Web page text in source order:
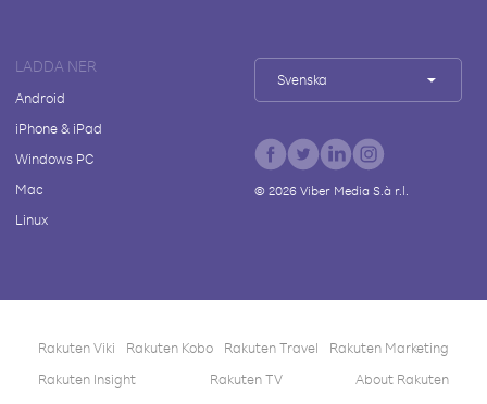
LADDA NER
Android
iPhone & iPad
Windows PC
Mac
Linux
Svenska
© 2026Viber Media S.à r.l.
Rakuten Viki Rakuten Kobo Rakuten Travel
Rakuten Marketing
Rakuten Insight
Rakuten TV About Rakuten